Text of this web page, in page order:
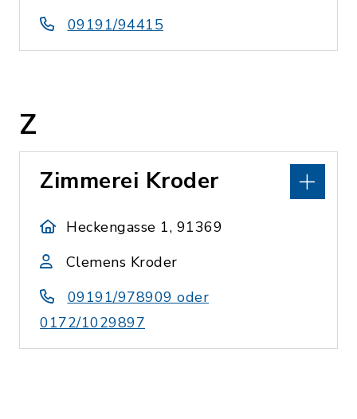
09191/94415
Z
Zimmerei Kroder
Heckengasse 1, 91369
Clemens Kroder
09191/978909 oder
0172/1029897